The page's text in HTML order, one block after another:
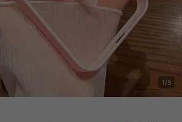
1/3